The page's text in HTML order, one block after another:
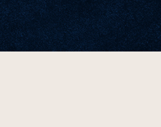
SDGs
SDGsへの取り組み